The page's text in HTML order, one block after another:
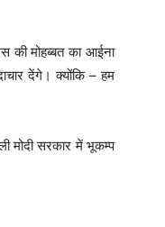
की मोहब्बत का आईना
देंगे। क्योंकि – हम
मोदी सरकार में भूकम्प